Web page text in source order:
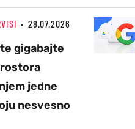
28.07.2026
gigabajte
jedne
nesvesno